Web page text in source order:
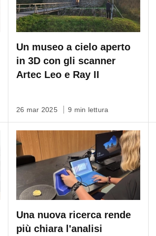
Un museo a cielo aperto
in 3D con gli scanner
Artec Leo e Ray II
26 mar 2025 9 min lettura
Una nuova ricerca rende
più chiara l'analisi